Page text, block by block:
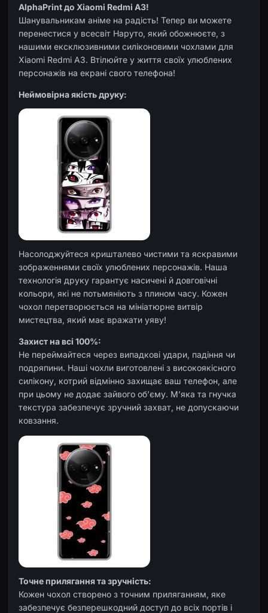
AlphaPrint до Xiaomi Redmi A3!
Шанувальникам аніме на радість! Тепер ви можете
перенестися у всесвіт Наруто, який обожнюєте, з
нашими ексклюзивними силіконовими чохлами для
Xiaomi Redmi A3. Втілюйте у життя своїх улюблених
персонажів на екрані свого телефона!
Неймовірна якість друку:
Насолоджуйтеся кришталево чистими та яскравими
зображеннями своїх улюблених персонажів. Наша
технологія друку гарантує насичені й довговічні
кольори, які не потьмяніють з плином часу. Кожен
чохол перетворюється на мініатюрне витвір
мистецтва, який має вражати уяву!
Захист на всі 100%:
Не переймайтеся через випадкові удари, падіння чи
подряпини. Наші чохли виготовлені з високоякісного
силікону, котрий відмінно захищає ваш телефон, але
при цьому не додає зайвого об’єму. М’яка та гнучка
текстура забезпечує зручний захват, не допускаючи
ковзання.
Точне прилягання та зручність:
Кожен чохол створено з точним приляганням, яке
забезпечує безперешкодний доступ до всіх портів і